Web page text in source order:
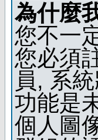
為什麼
您不一
您必須
員, 系
功能是
個人圖